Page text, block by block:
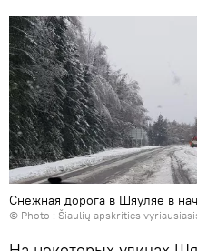
Снежная дорога в Шяуляе в
© Photo : Šiaulių apskrities